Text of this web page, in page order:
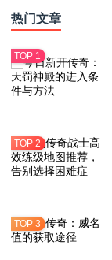
热门文章